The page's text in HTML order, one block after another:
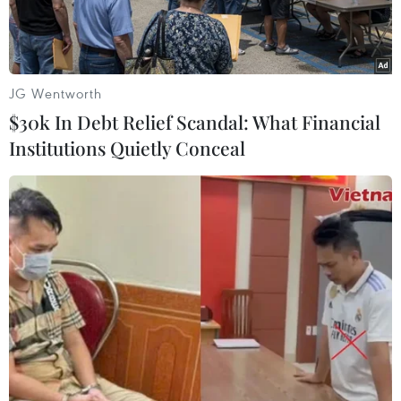
Xe ôtô con gặp nạn bị hư hỏng nặng. (Ảnh: TTXVN phát)
Sáng 21/2, tại Km 168+500 trên Quốc lộ 6 đoạn
qua huyện Vân Hồ, tỉnh Sơn La đã xảy ra vụ tai
nạn liên hoàn khiến bốn người bị thương và ba
JG Wentworth
$30k In Debt Relief Scandal: What Financial
Institutions Quietly Conceal